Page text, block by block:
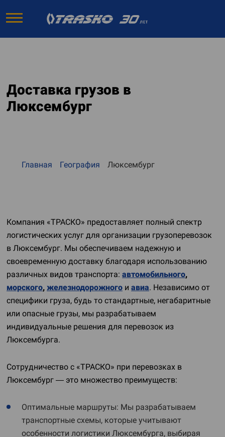
Доставка грузов в
Люксембург
Главная География Люксембург
Компания «ТРАСКО» предоставляет полный спектр
логистических услуг для организации грузоперевозок
в Люксембург. Мы обеспечиваем надежную и
своевременную доставку благодаря использованию
различных видов транспорта: автомобильного,
морского, железнодорожного и авиа. Независимо от
специфики груза, будь то стандартные, негабаритные
или опасные грузы, мы разрабатываем
индивидуальные решения для перевозок из
Люксембурга.
Сотрудничество с «ТРАСКО» при перевозках в
Люксембург — это множество преимуществ:
Оптимальные маршруты: Мы разрабатываем
транспортные схемы, которые учитывают
особенности логистики Люксембурга, выбирая